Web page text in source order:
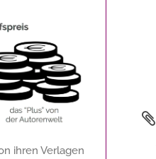
ihren Verlagen